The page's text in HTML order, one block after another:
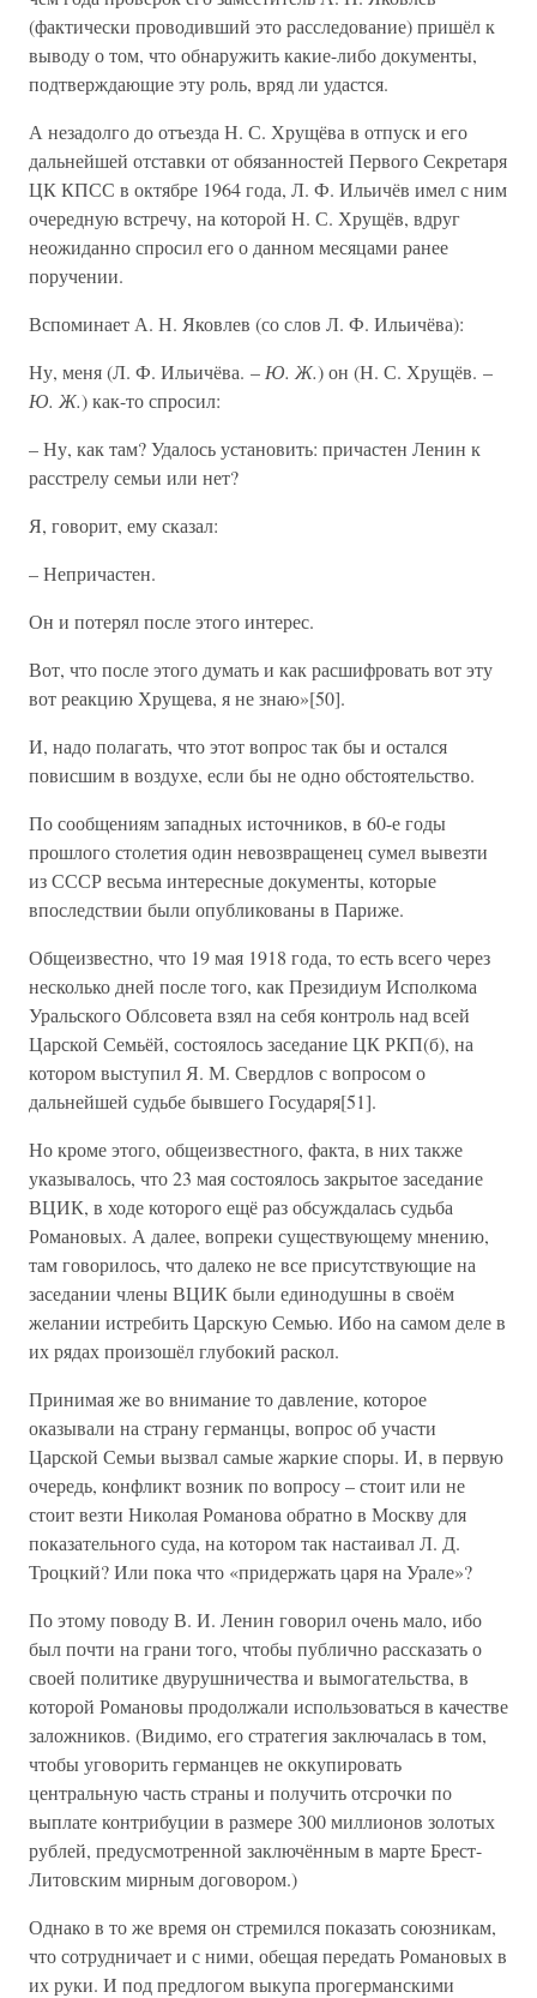
(фактически проводивший это расследование) пришёл к
выводу о том, что обнаружить какие-либо документы,
подтверждающие эту роль, вряд ли удастся.
А незадолго до отъезда Н. С. Хрущёва в отпуск и его
дальнейшей отставки от обязанностей Первого Секретаря
ЦК КПСС в октябре 1964 года, Л. Ф. Ильичёв имел с ним
очередную встречу, на которой Н. С. Хрущёв, вдруг
неожиданно спросил его о данном месяцами ранее
поручении.
Вспоминает А. Н. Яковлев (со слов Л. Ф. Ильичёва):
Ну, меня (Л. Ф. Ильичёва. – Ю. Ж.) он (Н. С. Хрущёв. –
Ю. Ж.) как-то спросил:
– Ну, как там? Удалось установить: причастен Ленин к
расстрелу семьи или нет?
Я, говорит, ему сказал:
– Непричастен.
Он и потерял после этого интерес.
Вот, что после этого думать и как расшифровать вот эту
вот реакцию Хрущева, я не знаю»[50].
И, надо полагать, что этот вопрос так бы и остался
повисшим в воздухе, если бы не одно обстоятельство.
По сообщениям западных источников, в 60-е годы
прошлого столетия один невозвращенец сумел вывезти
из СССР весьма интересные документы, которые
впоследствии были опубликованы в Париже.
Общеизвестно, что 19 мая 1918 года, то есть всего через
несколько дней после того, как Президиум Исполкома
Уральского Облсовета взял на себя контроль над всей
Царской Семьёй, состоялось заседание ЦК РКП(б), на
котором выступил Я. М. Свердлов с вопросом о
дальнейшей судьбе бывшего Государя[51].
Но кроме этого, общеизвестного, факта, в них также
указывалось, что 23 мая состоялось закрытое заседание
ВЦИК, в ходе которого ещё раз обсуждалась судьба
Романовых. А далее, вопреки существующему мнению,
там говорилось, что далеко не все присутствующие на
заседании члены ВЦИК были единодушны в своём
желании истребить Царскую Семью. Ибо на самом деле в
их рядах произошёл глубокий раскол.
Принимая же во внимание то давление, которое
оказывали на страну германцы, вопрос об участи
Царской Семьи вызвал самые жаркие споры. И, в первую
очередь, конфликт возник по вопросу – стоит или не
стоит везти Николая Романова обратно в Москву для
показательного суда, на котором так настаивал Л. Д.
Троцкий? Или пока что «придержать царя на Урале»?
По этому поводу В. И. Ленин говорил очень мало, ибо
был почти на грани того, чтобы публично рассказать о
своей политике двурушничества и вымогательства, в
которой Романовы продолжали использоваться в качестве
заложников. (Видимо, его стратегия заключалась в том,
чтобы уговорить германцев не оккупировать
центральную часть страны и получить отсрочки по
выплате контрибуции в размере 300 миллионов золотых
рублей, предусмотренной заключённым в марте Брест-
Литовским мирным договором.)
Однако в то же время он стремился показать союзникам,
что сотрудничает и с ними, обещая передать Романовых в
их руки. И под предлогом выкупа прогерманскими